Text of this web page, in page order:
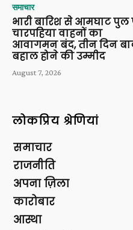
समाचार
भारी बारिश से आमघाट पुल
चारपहिया वाहनों का
आवागमन बंद, तीन दिन
बहाल होने की उम्मीद
August 7, 2026
लोकप्रिय श्रेणियां
समाचार
राजनीति
अपना ज़िला
कारोबार
आस्था